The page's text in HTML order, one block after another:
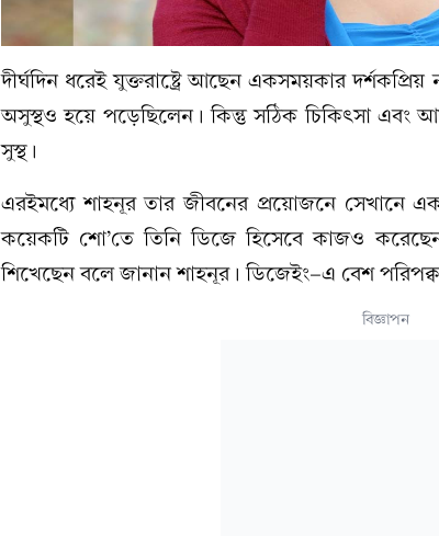
দীর্ঘদিন ধরেই যুক্তরাষ্ট্রে আছেন একসময়কার
অসুস্থও হয়ে পড়েছিলেন। কিন্তু সঠিক চিকিৎসা এবং
সুস্থ।
এরইমধ্যে শাহনূর তার জীবনের প্রয়োজনে সেখানে
কয়েকটি শো’তে তিনি ডিজে হিসেবে কাজও
শিখেছেন বলে জানান শাহনূর। ডিজেইং-এ বেশ
বিজ্ঞাপন